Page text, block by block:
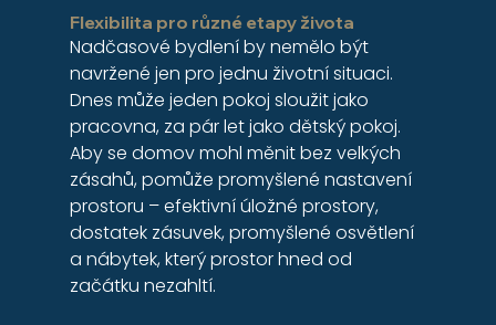
Flexibilita pro různé etapy života
Nadčasové bydlení by nemělo být
navržené jen pro jednu životní situaci.
Dnes může jeden pokoj sloužit jako
pracovna, za pár let jako dětský pokoj.
Aby se domov mohl měnit bez velkých
zásahů, pomůže promyšlené nastavení
prostoru – efektivní úložné prostory,
dostatek zásuvek, promyšlené osvětlení
a nábytek, který prostor hned od
začátku nezahltí.